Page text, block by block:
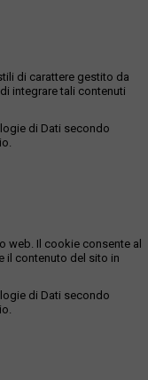
di carattere gestito da
integrare tali contenuti
di Dati secondo
web. Il cookie consente al
il contenuto del sito in
di Dati secondo